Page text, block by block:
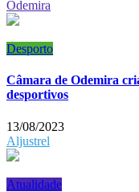
Odemira
Desporto
Câmara de Odemira
desportivos
13/08/2023
Aljustrel
Atualidade